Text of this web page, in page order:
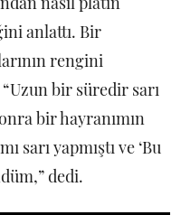
anlattı. Bir
rengini
bir süredir sarı
bir hayranımın
sarı yapmıştı ve ‘Bu
dedi.